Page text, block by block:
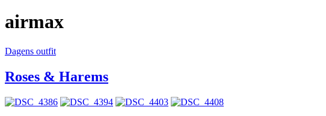
airmax
Dagens outfit
Roses & Harems